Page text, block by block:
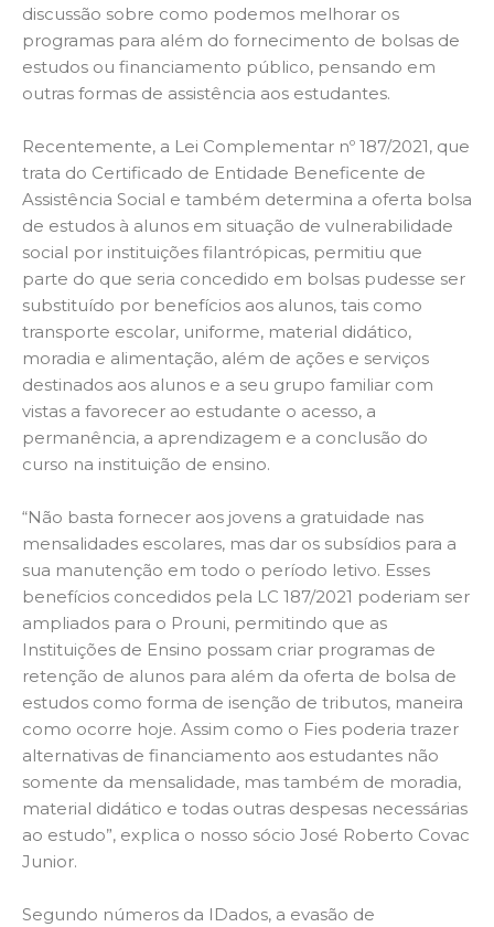
discussão sobre como podemos melhorar os
programas para além do fornecimento de bolsas de
estudos ou financiamento público, pensando em
outras formas de assistência aos estudantes.
Recentemente, a Lei Complementar nº 187/2021, que
trata do Certificado de Entidade Beneficente de
Assistência Social e também determina a oferta bolsa
de estudos à alunos em situação de vulnerabilidade
social por instituições filantrópicas, permitiu que
parte do que seria concedido em bolsas pudesse ser
substituído por benefícios aos alunos, tais como
transporte escolar, uniforme, material didático,
moradia e alimentação, além de ações e serviços
destinados aos alunos e a seu grupo familiar com
vistas a favorecer ao estudante o acesso, a
permanência, a aprendizagem e a conclusão do
curso na instituição de ensino.
“Não basta fornecer aos jovens a gratuidade nas
mensalidades escolares, mas dar os subsídios para a
sua manutenção em todo o período letivo. Esses
benefícios concedidos pela LC 187/2021 poderiam ser
ampliados para o Prouni, permitindo que as
Instituições de Ensino possam criar programas de
retenção de alunos para além da oferta de bolsa de
estudos como forma de isenção de tributos, maneira
como ocorre hoje. Assim como o Fies poderia trazer
alternativas de financiamento aos estudantes não
somente da mensalidade, mas também de moradia,
material didático e todas outras despesas necessárias
ao estudo”, explica o nosso sócio José Roberto Covac
Junior.
Segundo números da IDados, a evasão de